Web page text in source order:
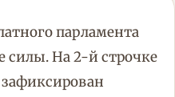
парламента
силы. На 2-й строчке